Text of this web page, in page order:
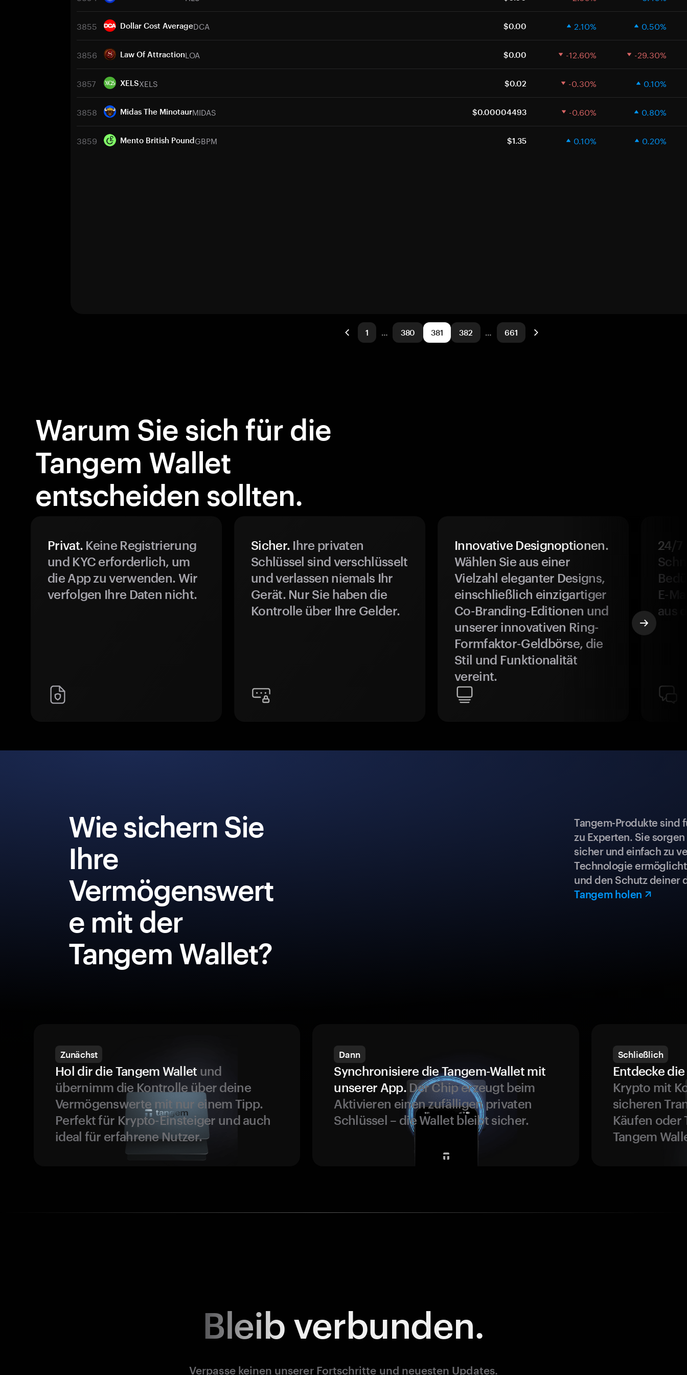
3855 Dollar Cost AverageDCA $0.00 2.10% 0.50%
3856 Law Of AttractionLOA $0.00 -12.60% -29.30%
3857 XELSXELS $0.02 -0.30% 0.10%
3858 Midas The MinotaurMIDAS $0.00004493 -0.60% 0.80%
3859 Mento British PoundGBPM $1.35 0.10% 0.20%
1 … 380 381 382 … 661
Warum Sie sich für die
Tangem Wallet
entscheiden sollten.
Privat. Keine Registrierung
und KYC erforderlich, um
die App zu verwenden. Wir
verfolgen Ihre Daten nicht.
Sicher. Ihre privaten
Schlüssel sind verschlüsselt
und verlassen niemals Ihr
Gerät. Nur Sie haben die
Kontrolle über Ihre Gelder.
Innovative Designoptionen.
Wählen Sie aus einer
Vielzahl eleganter Designs,
einschließlich einzigartiger
Co-Branding-Editionen und
unserer innovativen Ring-
Formfaktor-Geldbörse, die
Stil und Funktionalität
vereint.
24/7
E-
aus
Wie sichern Sie
Ihre
Vermögenswert
e mit der
Tangem Wallet?
Tangem-Produkte sind
zu Experten. Sie
sicher und einfach zu
Technologie
und den Schutz deiner
Tangem holen
Zunächst
Hol dir die Tangem Wallet und
übernimm die Kontrolle über deine
Vermögenswerte mit nur einem Tipp.
Perfekt für Krypto-Einsteiger und auch
ideal für erfahrene Nutzer.
Dann
Synchronisiere die Tangem-Wallet mit
unserer App.Der Chip erzeugt beim
Aktivieren einen zufälligen privaten
Schlüssel – die Wallet bleibt sicher.
Schließlich
Entdecke
Krypto mit
sicheren
Käufen oder
Tangem
Bleib verbunden.
Verpasse keinen unserer Fortschritte und neuesten Updates.